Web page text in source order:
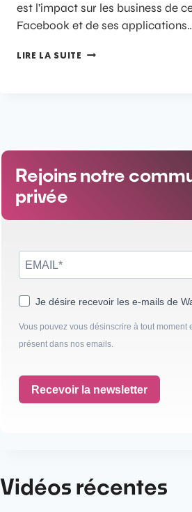
est l’impact sur les business de
Facebook et de ses
LIRE LA SUITE
Rejoins notre
privée
Je désire recevoir les e-mails de
Vous pouvez vous désinscrire à tout moment
présent dans nos emails.
Recevoir la newsletter
Vidéos récentes